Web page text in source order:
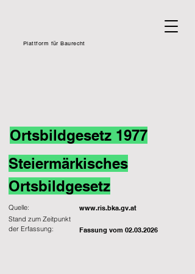
Plattform für Baurecht
Ortsbildgesetz 1977
Steiermärkisches
Ortsbildgesetz
Quelle: www.ris.bka.gv.at
Fassung vom 02.03.2026
Stand zum Zeitpunkt
der Erfassung: